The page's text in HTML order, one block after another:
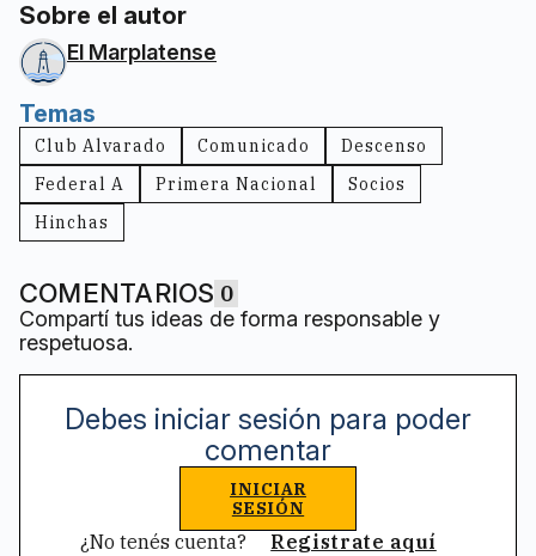
Sobre el autor
El Marplatense
Temas
Club Alvarado Comunicado
Descenso
Federal A
Primera Nacional
Socios
Hinchas
COMENTARIOS 0
Compartí tus ideas de forma responsable y
respetuosa.
Debes iniciar sesión para poder
comentar
INICIAR
SESIÓN
¿No tenés cuenta? Registrate aquí